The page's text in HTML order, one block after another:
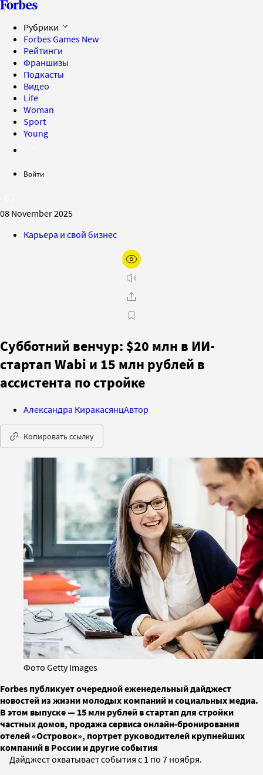
Рубрики
Forbes Games New
Рейтинги
Франшизы
Подкасты
Видео
Life
Woman
Sport
Young
Войти
08 November 2025
Карьера и свой бизнес
Субботний венчур: $20 млн в ИИ-
стартап Wabi и 15 млн рублей в
ассистента по стройке
Александра КиракасянцАвтор
Копировать ссылку
Фото Getty Images
Forbes публикует очередной еженедельный дайджест
новостей из жизни молодых компаний и социальных медиа.
В этом выпуске — 15 млн рублей в стартап для стройки
частных домов, продажа сервиса онлайн-бронирования
отелей «Островок», портрет руководителей крупнейших
компаний в России и другие события
Дайджест охватывает события с 1 по 7 ноября.